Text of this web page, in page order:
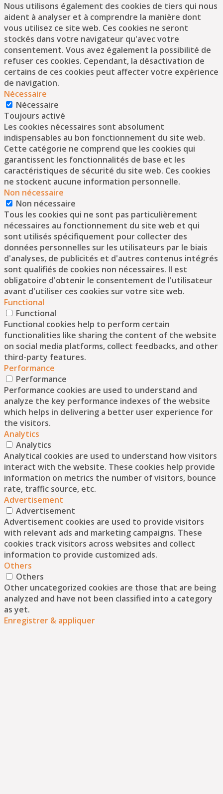
Nous utilisons également des cookies de tiers qui nous
aident à analyser et à comprendre la manière dont
vous utilisez ce site web. Ces cookies ne seront
stockés dans votre navigateur qu'avec votre
consentement. Vous avez également la possibilité de
refuser ces cookies. Cependant, la désactivation de
certains de ces cookies peut affecter votre expérience
de navigation.
Nécessaire
Nécessaire
Toujours activé
Les cookies nécessaires sont absolument
indispensables au bon fonctionnement du site web.
Cette catégorie ne comprend que les cookies qui
garantissent les fonctionnalités de base et les
caractéristiques de sécurité du site web. Ces cookies
ne stockent aucune information personnelle.
Non nécessaire
Non nécessaire
Tous les cookies qui ne sont pas particulièrement
nécessaires au fonctionnement du site web et qui
sont utilisés spécifiquement pour collecter des
données personnelles sur les utilisateurs par le biais
d'analyses, de publicités et d'autres contenus intégrés
sont qualifiés de cookies non nécessaires. Il est
obligatoire d'obtenir le consentement de l'utilisateur
avant d'utiliser ces cookies sur votre site web.
Functional
Functional
Functional cookies help to perform certain
functionalities like sharing the content of the website
on social media platforms, collect feedbacks, and other
third-party features.
Performance
Performance
Performance cookies are used to understand and
analyze the key performance indexes of the website
which helps in delivering a better user experience for
the visitors.
Analytics
Analytics
Analytical cookies are used to understand how visitors
interact with the website. These cookies help provide
information on metrics the number of visitors, bounce
rate, traffic source, etc.
Advertisement
Advertisement
Advertisement cookies are used to provide visitors
with relevant ads and marketing campaigns. These
cookies track visitors across websites and collect
information to provide customized ads.
Others
Others
Other uncategorized cookies are those that are being
analyzed and have not been classified into a category
as yet.
Enregistrer & appliquer